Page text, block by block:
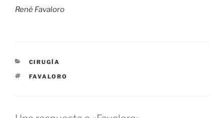
René Favaloro
CATEGORÍAS
CIRUGÍA
ETIQUETAS
FAVALORO